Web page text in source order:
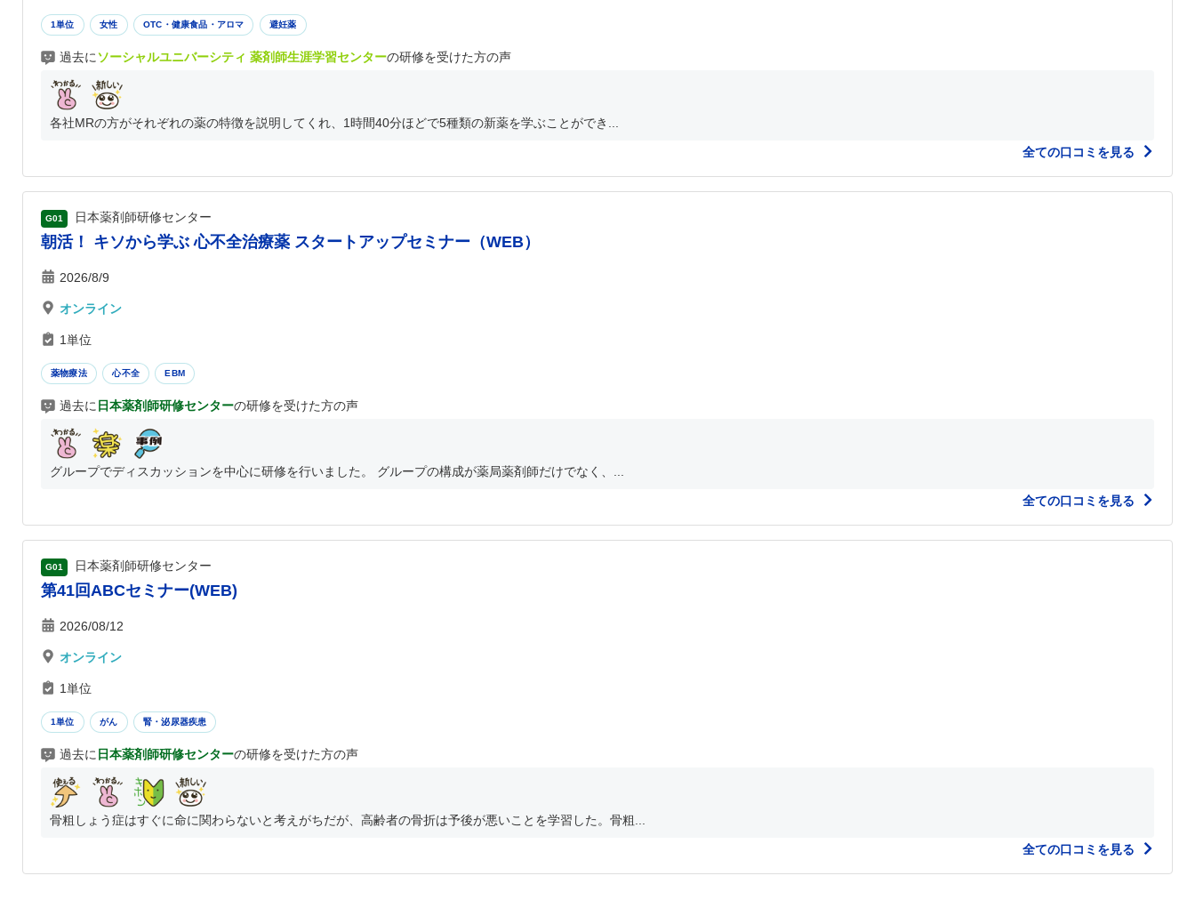
1単位 女性 OTC・健康食品・アロマ 避妊薬
過去にソーシャルユニバーシティ 薬剤師生涯学習センターの研修を受けた方の声
各社MRの方がそれぞれの薬の特徴を説明してくれ、1時間40分ほどで5種類の新薬を学ぶことができ...
全ての口コミを見る
G01 日本薬剤師研修センター
朝活！ キソから学ぶ 心不全治療薬 スタートアップセミナー（WEB）
2026/8/9
オンライン
1単位
薬物療法 心不全 EBM
過去に 日本薬剤師研修センターの研修を受けた方の声
グループでディスカッションを中心に研修を行いました。 グループの構成が薬局薬剤師だけでなく、...
全ての口コミを見る
G01 日本薬剤師研修センター
第41回ABCセミナー(WEB)
2026/08/12
オンライン
1単位
1単位 がん 腎・泌尿器疾患
過去に 日本薬剤師研修センターの研修を受けた方の声
骨粗しょう症はすぐに命に関わらないと考えがちだが、高齢者の骨折は予後が悪いことを学習した。骨粗...
全ての口コミを見る